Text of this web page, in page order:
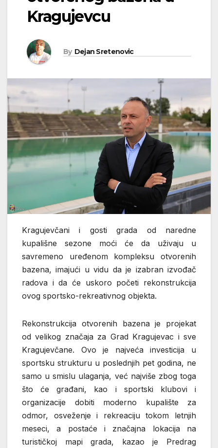
Kragujevcu
By Dejan Sretenovic
Kragujevčani i gosti grada od naredne
kupališne sezone moći će da uživaju u
savremeno uređenom kompleksu otvorenih
bazena, imajući u vidu da je izabran izvođač
radova i da će uskoro početi rekonstrukcija
ovog sportsko-rekreativnog objekta.
Rekonstrukcija otvorenih bazena je projekat
od velikog značaja za Grad Kragujevac i sve
Kragujevčane. Ovo je najveća investicija u
sportsku strukturu u poslednjih pet godina, ne
samo u smislu ulaganja, već najviše zbog toga
što će građani, kao i sportski klubovi i
organizacije dobiti moderno kupalište za
odmor, osveženje i rekreaciju tokom letnjih
meseci, a postaće i značajna lokacija na
turističkoj mapi grada, kazao je Predrag